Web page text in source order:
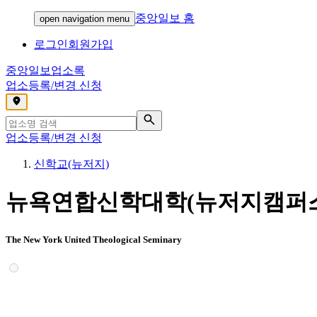
open navigation menu 중앙일보 홈
로그인회원가입
중앙일보 업소록
업소등록/변경 신청
,
업소등록/변경 신청
신학교(뉴저지)
뉴욕연합신학대학(뉴저지캠퍼
The New York United Theological Seminary